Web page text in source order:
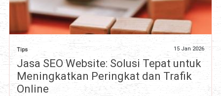
Tips 15 Jan 2026
Jasa SEO Website: Solusi Tepat untuk
Meningkatkan Peringkat dan Trafik
Online